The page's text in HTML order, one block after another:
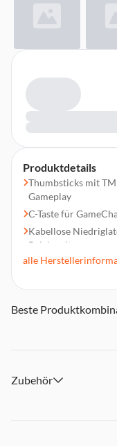
Produktdetails
Thumbsticks mit
Gameplay
C-Taste für
Kabellose
Reichweite
Hervorragende
Eingebaute
Zwei zuweisbare
alle
Beste
Zubehör